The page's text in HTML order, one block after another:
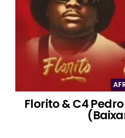
Florito & C4